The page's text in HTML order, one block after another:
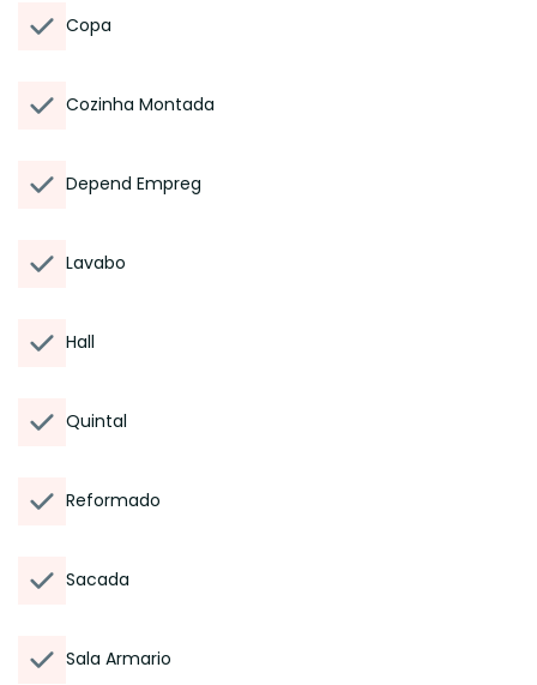
Copa
Cozinha Montada
Depend Empreg
Lavabo
Hall
Quintal
Reformado
Sacada
Sala Armario